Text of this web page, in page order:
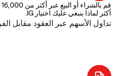
أكثر لماذا ينبغي عليك اختيار IG.